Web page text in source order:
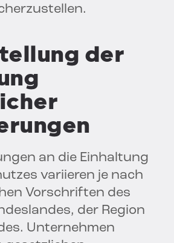
der
an die Einhaltung
variieren je nach
Vorschriften des
der Region
Unternehmen